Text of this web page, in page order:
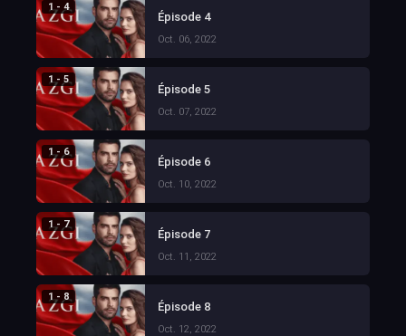
1 - 4
Épisode 4
Oct. 06, 2022
1 - 5
Épisode 5
Oct. 07, 2022
1 - 6
Épisode 6
Oct. 10, 2022
1 - 7
Épisode 7
Oct. 11, 2022
1 - 8
Épisode 8
Oct. 12, 2022